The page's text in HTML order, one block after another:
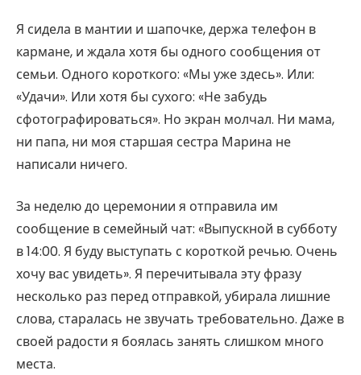
Я сидела в мантии и шапочке, держа телефон в
кармане, и ждала хотя бы одного сообщения от
семьи. Одного короткого: «Мы уже здесь». Или:
«Удачи». Или хотя бы сухого: «Не забудь
сфотографироваться». Но экран молчал. Ни мама,
ни папа, ни моя старшая сестра Марина не
написали ничего.
За неделю до церемонии я отправила им
сообщение в семейный чат: «Выпускной в субботу
в 14:00. Я буду выступать с короткой речью. Очень
хочу вас увидеть». Я перечитывала эту фразу
несколько раз перед отправкой, убирала лишние
слова, старалась не звучать требовательно. Даже в
своей радости я боялась занять слишком много
места.